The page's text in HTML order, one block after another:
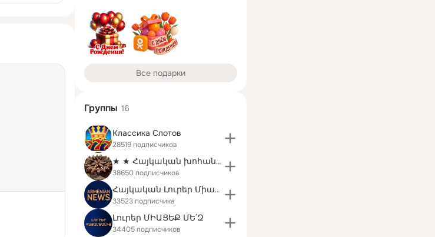
Все подарки
Группы 16
Классика Слотов
28519 подписчиков
★ ★ Հայկական խոհանոց ★ ★
38650 подписчиков
Հայկական Լուրեր Միացեք Մե՛զ
33523 подписчика
Լուրեր ՄԻԱՑԵՔ ՄԵ՛Զ
34405 подписчиков